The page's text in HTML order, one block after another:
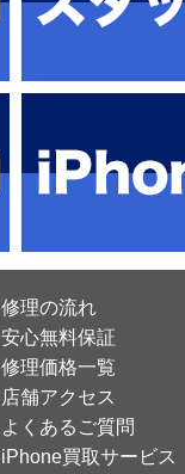
修理の流れ
安心無料保証
修理価格一覧
店舗アクセス
よくあるご質問
iPhone買取サービス